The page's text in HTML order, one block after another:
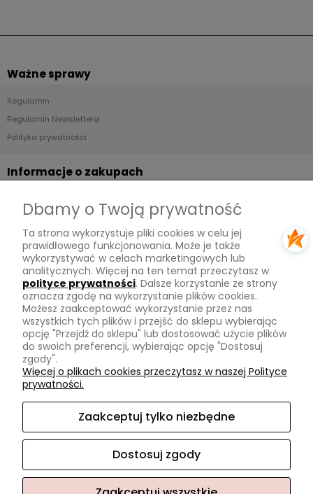
Ważne sprawy
Regulamin
Regulamin Newslettera
Polityka prywatności
Informacje o zakupach
Płatności
Zwroty
Tu mnie znajdziesz
Kontakt
O mnie
Instagram
Na skróty
Promocje
Dbamy o Twoją prywatność
Ta strona wykorzystuje pliki cookies w celu jej
prawidłowego funkcjonowania. Może je także
wykorzystywać w celach marketingowych lub
analitycznych. Więcej na ten temat przeczytasz w
polityce prywatności. Dalsze korzystanie ze strony
oznacza zgodę na wykorzystanie plików cookies.
Możesz zaakceptować wykorzystanie przez nas
wszystkich tych plików i przejść do sklepu wybierając
opcję "Przejdź do sklepu" lub dostosować użycie plików
do swoich preferencji, wybierając opcję "Dostosuj
zgody".
Więcej o plikach cookies przeczytasz w naszej Polityce
prywatności.
Zaakceptuj tylko niezbędne
Dostosuj zgody